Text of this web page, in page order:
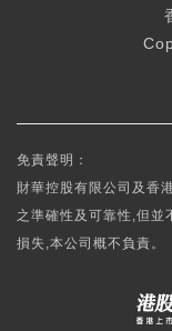
免責聲明：
財華控股有限公司及香
之準確性及可靠性,但並
損失,本公司概不負責。